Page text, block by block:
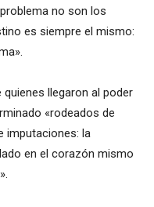
no son los
es siempre el mismo:
quienes llegaron al poder
«rodeados de
imputaciones: la
en el corazón mismo